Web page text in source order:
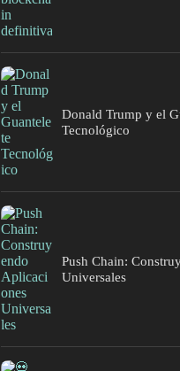
Donald Trump y el
Tecnológico
Push Chain:
Universales